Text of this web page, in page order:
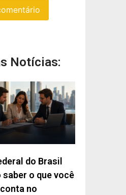
Notícias:
do Brasil
saber o que você
no